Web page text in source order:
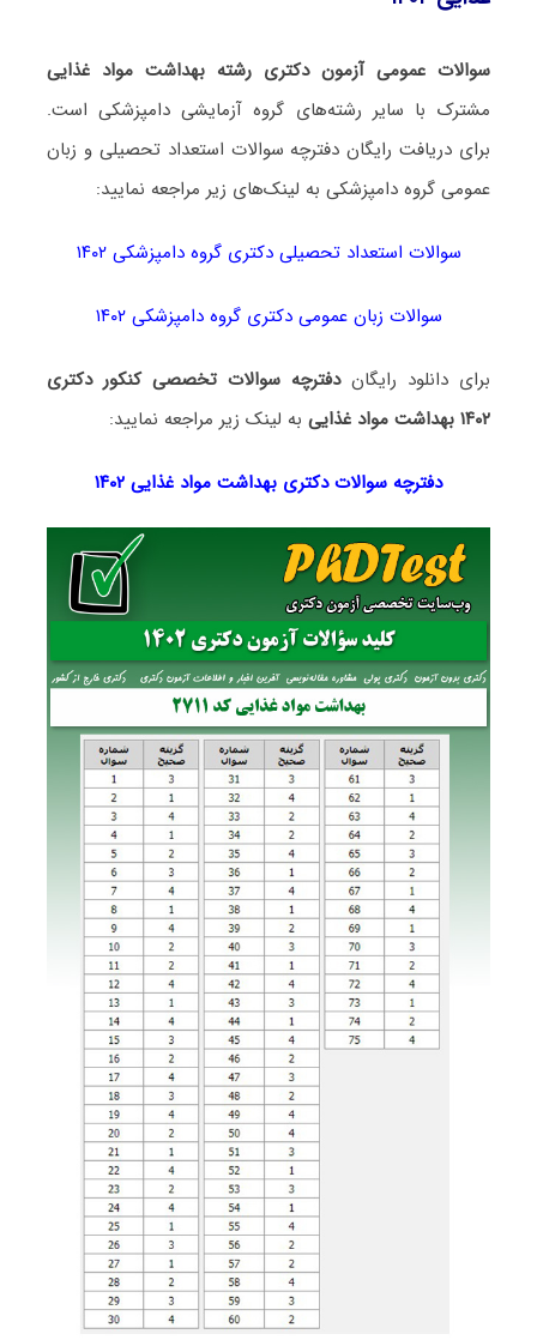
سوالات عمومی آزمون دکتری رشته بهداشت مواد غذایی
مشترک با سایر رشته‌های گروه آزمایشی دامپزشکی است.
برای دریافت رایگان دفترچه سوالات استعداد تحصیلی و زبان
عمومی گروه دامپزشکی به لینک‌های زیر مراجعه نمایید:
سوالات استعداد تحصیلی دکتری گروه دامپزشکی ۱۴۰۲
سوالات زبان عمومی دکتری گروه دامپزشکی ۱۴۰۲
برای دانلود رایگاندفترچه سوالات تخصصی کنکور دکتری
۱۴۰۲ بهداشت مواد غذایی
به لینک زیر مراجعه نمایید:
دفترچه سوالات دکتری بهداشت مواد غذایی ۱۴۰۲